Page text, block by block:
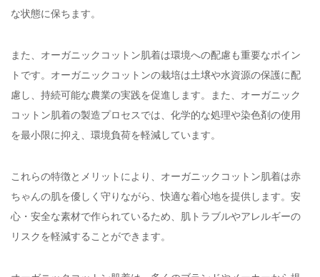
な状態に保ちます。
また、オーガニックコットン肌着は環境への配慮も重要なポイン
トです。オーガニックコットンの栽培は土壌や水資源の保護に配
慮し、持続可能な農業の実践を促進します。また、オーガニック
コットン肌着の製造プロセスでは、化学的な処理や染色剤の使用
を最小限に抑え、環境負荷を軽減しています。
これらの特徴とメリットにより、オーガニックコットン肌着は赤
ちゃんの肌を優しく守りながら、快適な着心地を提供します。安
心・安全な素材で作られているため、肌トラブルやアレルギーの
リスクを軽減することができます。